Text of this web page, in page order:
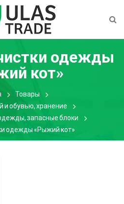
одежды
кот»
Товары
и обувью, хранение
запасные блоки
одежды «Рыжий кот»